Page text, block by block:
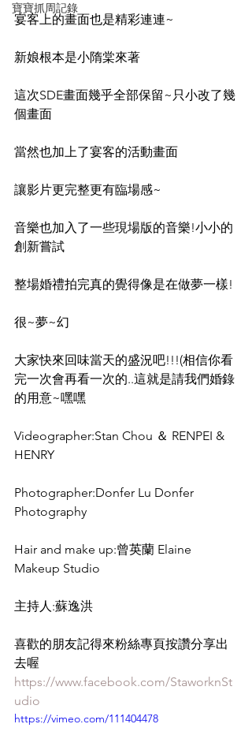
寶寶抓周記錄
宴客上的畫面也是精彩連連~
新娘根本是小隋棠來著
這次SDE畫面幾乎全部保留~只小改了幾
個畫面
當然也加上了宴客的活動畫面
讓影片更完整更有臨場感~
音樂也加入了一些現場版的音樂!小小的
創新嘗試
整場婚禮拍完真的覺得像是在做夢一樣!
很~夢~幻
大家快來回味當天的盛況吧!!!(相信你看
完一次會再看一次的..這就是請我們婚錄
的用意~嘿嘿
Videographer:Stan Chou ＆ RENPEI &
HENRY
Photographer:Donfer Lu Donfer
Photography
Hair and make up:曾英蘭 Elaine
Makeup Studio
主持人:蘇逸洪
喜歡的朋友記得來粉絲專頁按讚分享出
去喔
https://www.facebook.com/StaworknSt
udio
https://vimeo.com/111404478